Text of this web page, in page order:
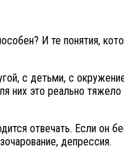
И те понятия,
с детьми, с
них это реально
отвечать. Если
депрессия.